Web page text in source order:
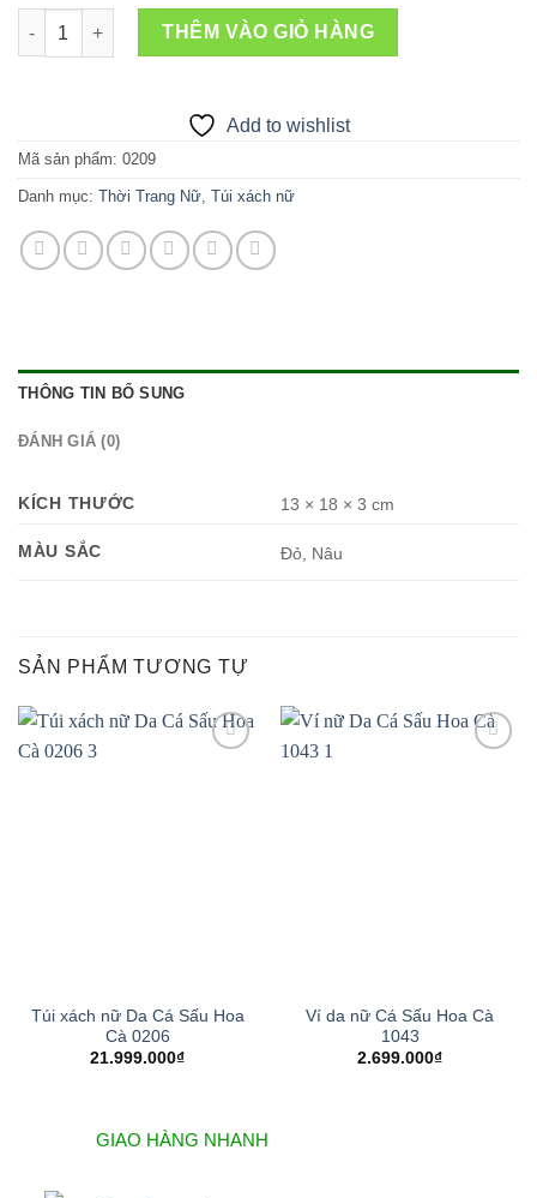
Túi xách nữ Da Ca Sấu Hoa Cà 0209 số lượng
THÊM VÀO GIỎ HÀNG
Add to wishlist
Mã sản phẩm: 0209
Danh mục: Thời Trang Nữ, Túi xách nữ
THÔNG TIN BỔ SUNG
ĐÁNH GIÁ (0)
KÍCH THƯỚC 13 × 18 × 3 cm
MÀU SẮC Đỏ, Nâu
SẢN PHẨM TƯƠNG TỰ
Túi xách nữ Da Cá Sấu Hoa
Cà 0206
21.999.000₫
Ví da nữ Cá Sấu Hoa Cà
1043
2.699.000₫
GIAO HÀNG NHANH